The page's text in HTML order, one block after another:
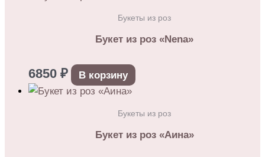
Букеты из роз
Букет из роз «Nena»
6850 ₽ В корзину
Букеты из роз
Букет из роз «Аина»